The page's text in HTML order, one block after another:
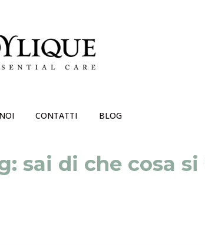
CONTATTI BLOG
sai di che cosa